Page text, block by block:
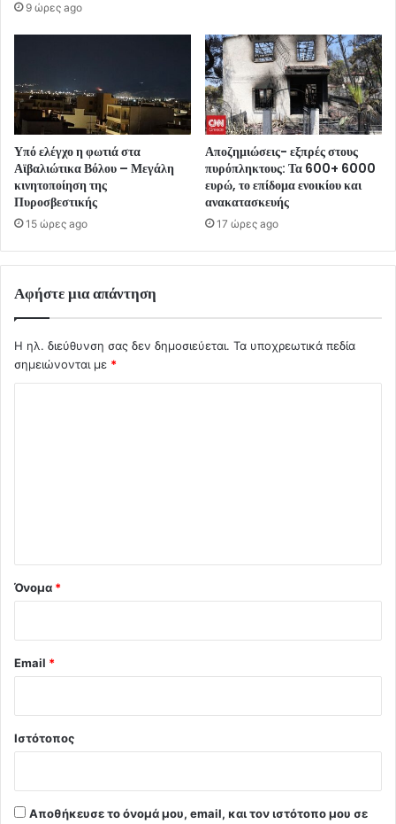
9 ώρες ago
Υπό ελέγχο η φωτιά στα
Αϊβαλιώτικα Βόλου – Μεγάλη
κινητοποίηση της
Πυροσβεστικής
15 ώρες ago
Αποζημιώσεις- εξπρές στους
πυρόπληκτους: Τα 600+ 6000
ευρώ, το επίδομα ενοικίου και
ανακατασκευής
17 ώρες ago
Αφήστε μια απάντηση
Η ηλ. διεύθυνση σας δεν δημοσιεύεται. Τα υποχρεωτικά πεδία
σημειώνονται με *
Όνομα *
Email *
Ιστότοπος
Αποθήκευσε το όνομά μου, email, και τον ιστότοπο μου σε